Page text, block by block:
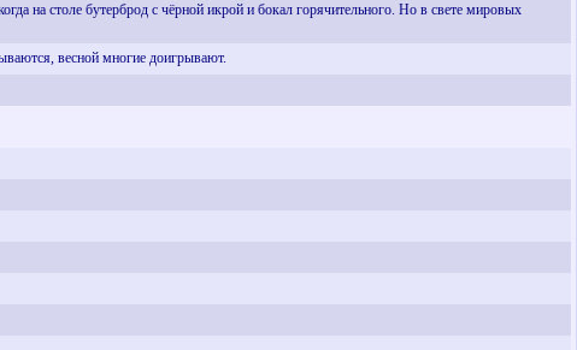
на столе бутерброд с чёрной икрой и бокал горячительного. Но в свете мировых
весной многие доигрывают.